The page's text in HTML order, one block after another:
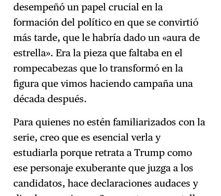
desempeñó un papel crucial en la
formación del político en que se convirtió
más tarde, que le habría dado un «aura de
estrella». Era la pieza que faltaba en el
rompecabezas que lo transformó en la
figura que vimos haciendo campaña una
década después.
Para quienes no estén familiarizados con la
serie, creo que es esencial verla y
estudiarla porque retrata a Trump como
ese personaje exuberante que juzga a los
candidatos, hace declaraciones audaces y